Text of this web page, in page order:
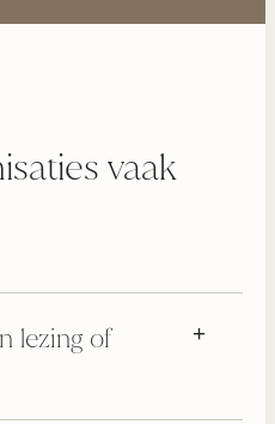
vaak
lezing of